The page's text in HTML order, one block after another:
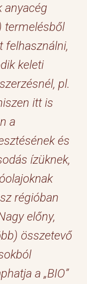
anyacég
termelésből
felhasználni,
keleti
pl.
itt is
a
és
ízüknek,
régióban
előny,
összetevő
a „BIO”